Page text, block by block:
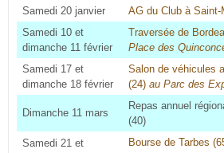
Samedi 20 janvier
AG du Club à
Samedi 10 et
dimanche 11 février
Traversée de
Place des
Samedi 17 et
dimanche 18 février
Salon de véhicules
(24) au Parc des
Dimanche 11 mars
Repas annuel
(40)
Samedi 21 et
Bourse de Tarbes